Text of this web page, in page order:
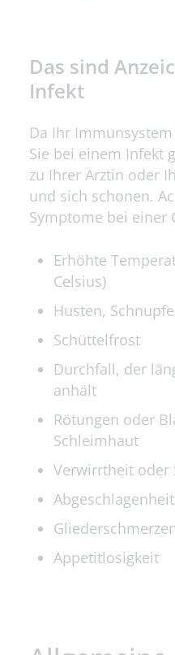
Das sind
Infekt
Da Ihr
Sie bei einem Infekt
zu Ihrer Ärztin oder
und sich schonen.
Symptome bei einer
Erhöhte
Celsius)
Husten,
Schüttelfrost
Durchfall, der
anhält
Rötungen oder
Schleimhaut
Verwirrtheit oder
Abgeschlagenheit
Appetitlosigkeit